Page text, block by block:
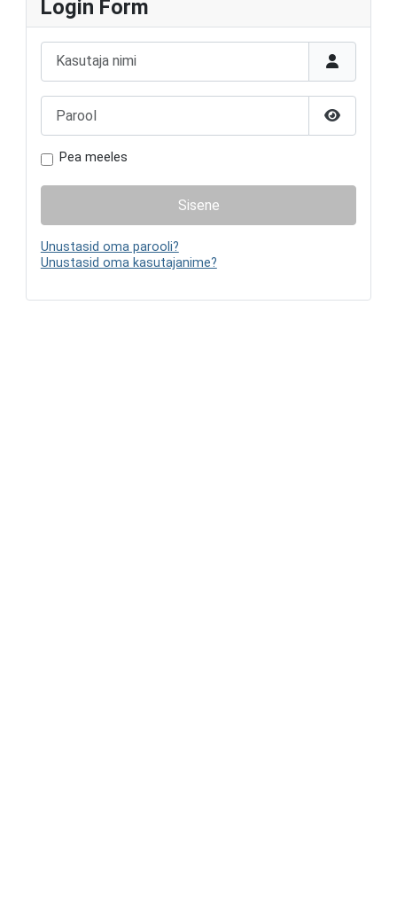
Login Form
Kasutaja nimi
Parool
Näita
Pea meeles
Sisene
Unustasid oma parooli?
Unustasid oma kasutajanime?